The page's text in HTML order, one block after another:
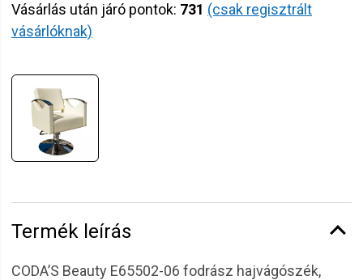
Vásárlás után járó pontok: 731 (csak regisztrált
vásárlóknak)
Termék leírás
CODA’S Beauty E65502-06 fodrász hajvágószék,